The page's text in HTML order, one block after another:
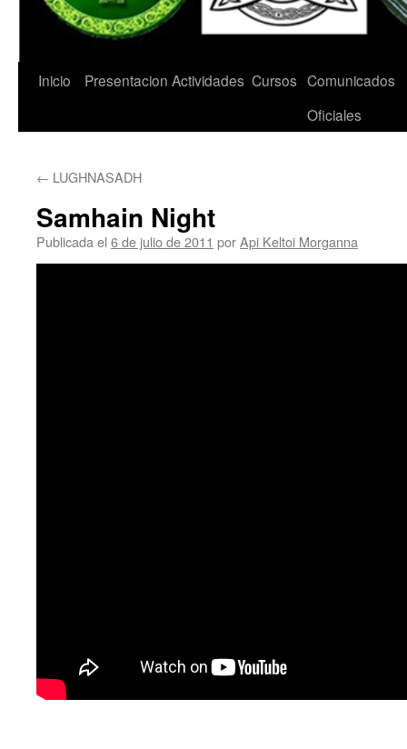
Saltar
Inicio Presentacion Actividades Cursos Comunicados
Oficiales
← LUGHNASADH
Samhain Night
Publicada el 6 de julio de 2011 porApi Keltoi Morganna